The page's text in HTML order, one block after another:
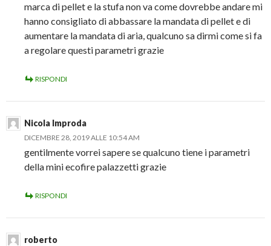
marca di pellet e la stufa non va come dovrebbe andare mi
hanno consigliato di abbassare la mandata di pellet e di
aumentare la mandata di aria, qualcuno sa dirmi come si fa
a regolare questi parametri grazie
RISPONDI
Nicola Improda
DICEMBRE 28, 2019 ALLE 10:54 AM
gentilmente vorrei sapere se qualcuno tiene i parametri
della mini ecofire palazzetti grazie
RISPONDI
roberto